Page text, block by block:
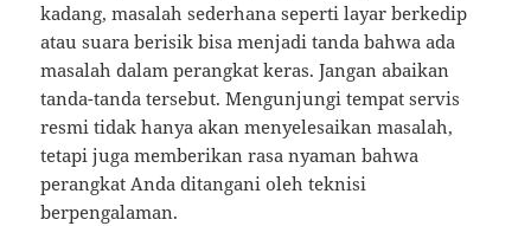
kadang, masalah sederhana seperti layar berkedip
atau suara berisik bisa menjadi tanda bahwa ada
masalah dalam perangkat keras. Jangan abaikan
tanda-tanda tersebut. Mengunjungi tempat servis
resmi tidak hanya akan menyelesaikan masalah,
tetapi juga memberikan rasa nyaman bahwa
perangkat Anda ditangani oleh teknisi
berpengalaman.